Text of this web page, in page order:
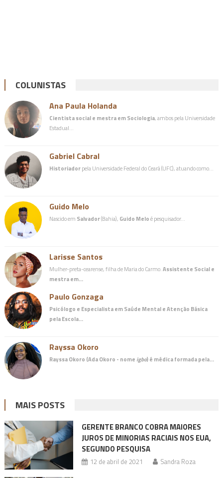
COLUNISTAS
Ana Paula Holanda
Cientista social e mestra em Sociologia, ambos pela Universidade
Estadual…
Gabriel Cabral
Historiadorpela Universidade Federal do Ceará (UFC), atuando como…
Guido Melo
Nascido em Salvador(Bahia), Guido Meloé pesquisador…
Larisse Santos
Mulher-preta-cearense, filha de Maria do Carmo.Assistente Social e
mestra em…
Paulo Gonzaga
Psicólogo e Especialista em Saúde Mental e Atenção Básica
pela Escola…
Rayssa Okoro
Rayssa Okoro (Ada Okoro - nome igbo) é médicaformada pela…
MAIS POSTS
GERENTE BRANCO COBRA MAIORES
JUROS DE MINORIAS RACIAIS NOS EUA,
SEGUNDO PESQUISA
12 de abril de 2021 Sandra Roza